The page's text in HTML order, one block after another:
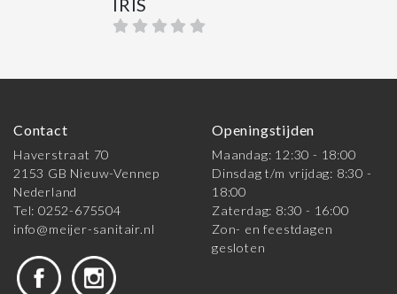
IRIS
Contact
Haverstraat 70
2153 GB Nieuw-Vennep
Nederland
Tel: 0252-675504
info@meijer-sanitair.nl
Openingstijden
Maandag: 12:30 - 18:00
Dinsdag t/m vrijdag: 8:30 -
18:00
Zaterdag: 8:30 - 16:00
Zon- en feestdagen
gesloten